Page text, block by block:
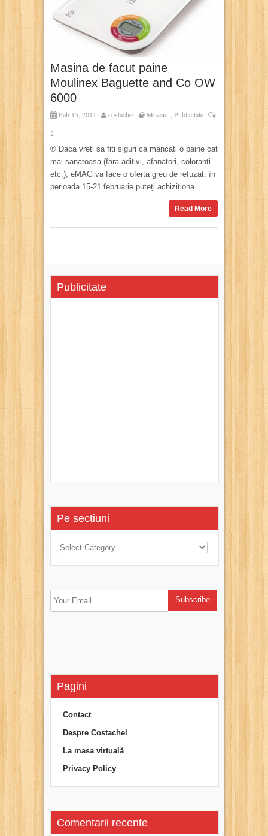
Masina de facut paine
Moulinex Baguette and Co OW
6000
Feb 15, 2011 costachel Mozaic , Publicitate
2
℗ Daca vreti sa fiti siguri ca mancati o paine cat
mai sanatoasa (fara aditivi, afanatori, coloranti
etc.), eMAG va face o oferta greu de refuzat: în
perioada 15-21 februarie puteți achiziționa...
Read More
Publicitate
Pe secțiuni
Pagini
Contact
Despre Costachel
La masa virtuală
Privacy Policy
Comentarii recente